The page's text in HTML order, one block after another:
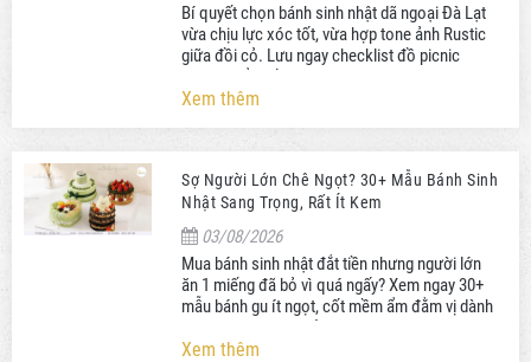
Bí quyết chọn bánh sinh nhật dã ngoại Đà Lạt
vừa chịu lực xóc tốt, vừa hợp tone ảnh Rustic
giữa đồi cỏ. Lưu ngay checklist đồ picnic
không thể thiếu!
Xem thêm
Sợ Người Lớn Chê Ngọt? 30+ Mẫu Bánh Sinh
Nhật Sang Trọng, Rất Ít Kem
03/08/2026
Mua bánh sinh nhật đắt tiền nhưng người lớn
ăn 1 miếng đã bỏ vì quá ngấy? Xem ngay 30+
mẫu bánh gu ít ngọt, cốt mềm ẩm đằm vị dành
riêng cho người trưởng thành!
Xem thêm